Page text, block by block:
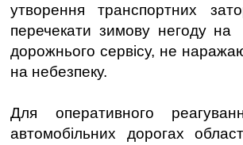
утворення транспортних
перечекати зимову негоду на
дорожнього сервісу, не
на небезпеку.
Для оперативного
автомобільних дорогах